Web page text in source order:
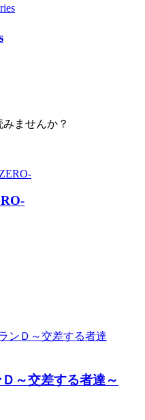
ませんか？
～交差する者達～